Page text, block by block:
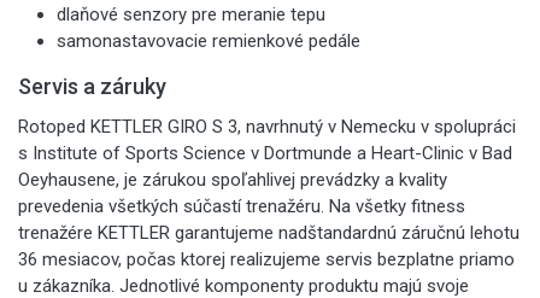
dlaňové senzory pre meranie tepu
samonastavovacie remienkové pedále
Servis a záruky
Rotoped KETTLER GIRO S 3, navrhnutý v Nemecku v spolupráci
s Institute of Sports Science v Dortmunde a Heart-Clinic v Bad
Oeyhausene, je zárukou spoľahlivej prevádzky a kvality
prevedenia všetkých súčastí trenažéru. Na všetky fitness
trenažére KETTLER garantujeme nadštandardnú záručnú lehotu
36 mesiacov, počas ktorej realizujeme servis bezplatne priamo
u zákazníka. Jednotlivé komponenty produktu majú svoje